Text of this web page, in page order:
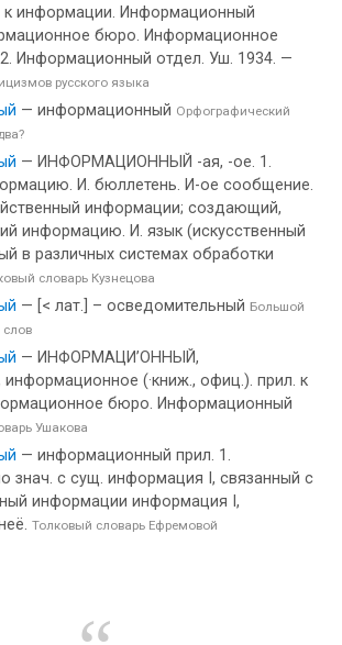
информации. Информационный
бюро. Информационное
Информационный отдел. Уш. 1934. —
русского языка
— информационный Орфографический
— ИНФОРМАЦИОННЫЙ -ая, -ое. 1.
И. бюллетень. И-ое сообщение.
информации; создающий,
информацию. И. язык (искусственный
в различных системах обработки
словарь Кузнецова
— [< лат.] – осведомительный Большой
слов
— ИНФОРМАЦИ’ОННЫЙ,
(·книж., офиц.). прил. к
бюро. Информационный
Ушакова
— информационный прил. 1.
знач. с сущ. информация I, связанный с
информации информация I,
Толковый словарь Ефремовой